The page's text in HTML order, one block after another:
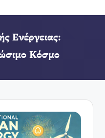
Ενέργειας:
Κόσμο